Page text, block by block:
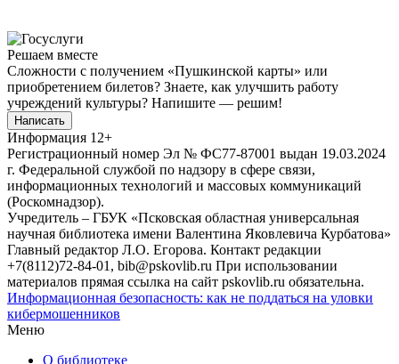
Решаем вместе
Сложности с получением «Пушкинской карты» или
приобретением билетов? Знаете, как улучшить работу
учреждений культуры? Напишите — решим!
Написать
Информация 12+
Регистрационный номер Эл № ФС77-87001 выдан 19.03.2024
г. Федеральной службой по надзору в сфере связи,
информационных технологий и массовых коммуникаций
(Роскомнадзор).
Учредитель – ГБУК «Псковская областная универсальная
научная библиотека имени Валентина Яковлевича Курбатова»
Главный редактор Л.О. Егорова. Контакт редакции
+7(8112)72-84-01, bib@pskovlib.ru При использовании
материалов прямая ссылка на сайт pskovlib.ru обязательна.
Информационная безопасность: как не поддаться на уловки
кибермошенников
Меню
О библиотеке